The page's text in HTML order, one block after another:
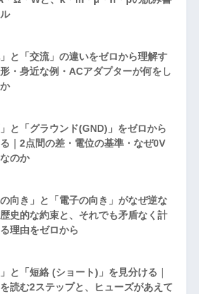
」と「交流」の違いをゼロから理解す
・身近な例・ACアダプターが何をし
」と「グラウンド(GND)」をゼロから
｜2点間の差・電位の基準・なぜ0V
のか
の向き」と「電子の向き」がなぜ逆な
史的な約束と、それでも矛盾なく計
理由をゼロから
」と「短絡 (ショート)」を見分ける｜
読む2ステップと、ヒューズがあえて